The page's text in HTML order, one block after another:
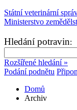
Státní veterinární
Ministerstvo
Hledání potravin:
Rozšířené hledání »
Podání podnětu
Domů
Archiv